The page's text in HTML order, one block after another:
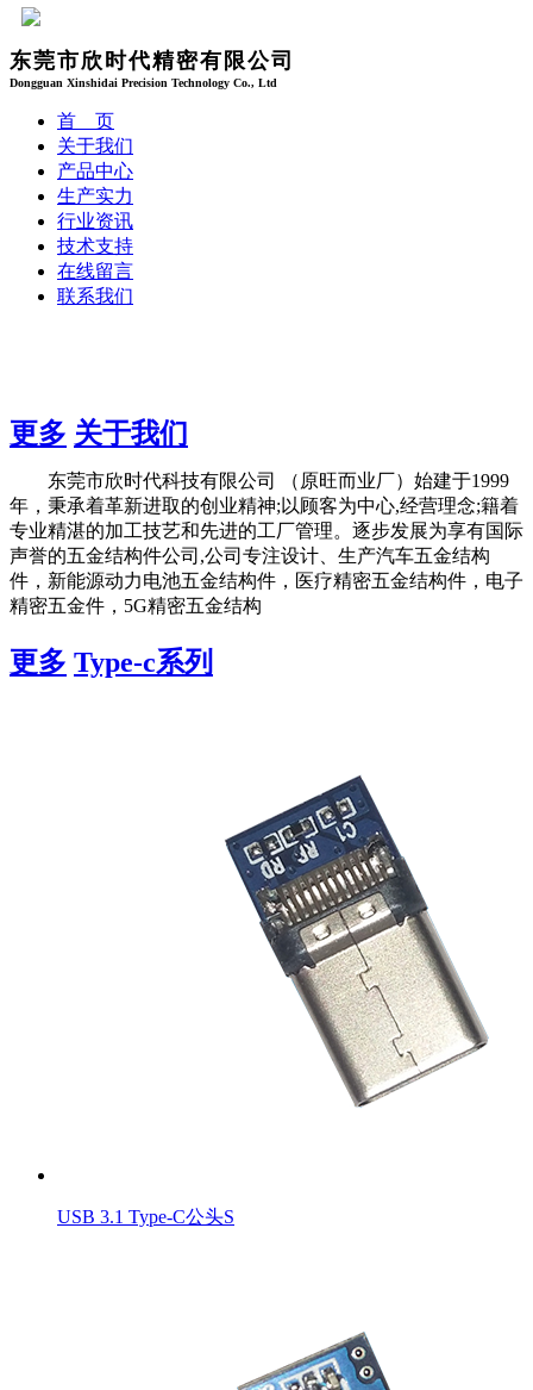
东莞市欣时代精密有限公司
Dongguan Xinshidai Precision Technology Co., Ltd
首 页
关于我们
产品中心
生产实力
行业资讯
技术支持
在线留言
联系我们
更多 关于我们
东莞市欣时代科技有限公司 （原旺而业厂）始建于1999
年，秉承着革新进取的创业精神;以顾客为中心,经营理念;籍着
专业精湛的加工技艺和先进的工厂管理。逐步发展为享有国际
声誉的五金结构件公司,公司专注设计、生产汽车五金结构
件，新能源动力电池五金结构件，医疗精密五金结构件，电子
精密五金件，5G精密五金结构
更多 Type-c系列
USB 3.1 Type-C公头S